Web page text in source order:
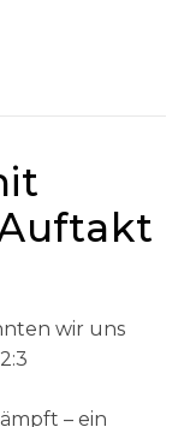
wir uns
– ein